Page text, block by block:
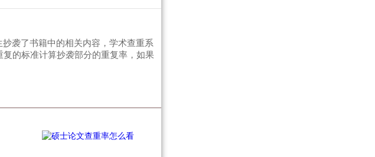
袭了书籍中的相关内容，学术查重系
的标准计算抄袭部分的重复率，如果